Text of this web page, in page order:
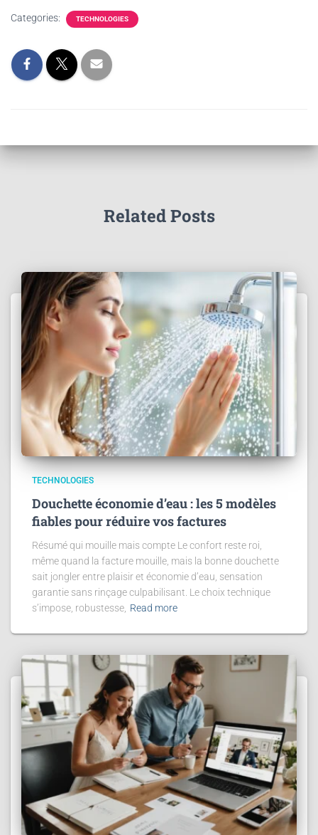
Categories: TECHNOLOGIES
Related Posts
TECHNOLOGIES
Douchette économie d’eau : les 5 modèles
fiables pour réduire vos factures
Résumé qui mouille mais compte Le confort reste roi,
même quand la facture mouille, mais la bonne douchette
sait jongler entre plaisir et économie d’eau, sensation
garantie sans rinçage culpabilisant. Le choix technique
s’impose, robustesse, Read more